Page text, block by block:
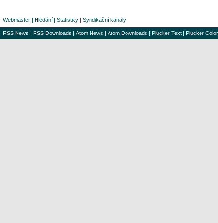
Webmaster | Hledání | Statistiky | Syndikační kanály
RSS News | RSS Downloads | Atom News | Atom Downloads | Plucker Text | Plucker Color